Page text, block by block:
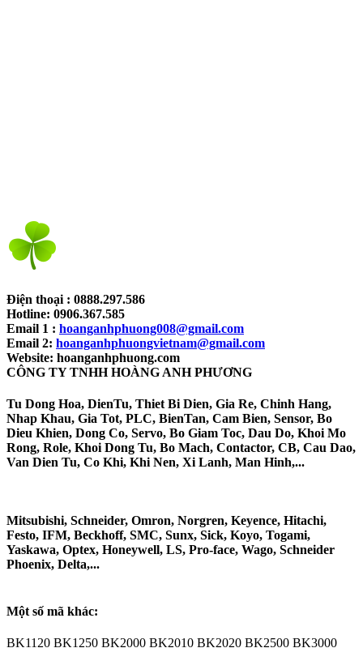
Điện thoại : 0888.297.586
Hotline: 0906.367.585
Email 1 : hoanganhphuong008@gmail.com
Email 2: hoanganhphuongvietnam@gmail.com
Website: hoanganhphuong.com
CÔNG TY TNHH HOÀNG ANH PHƯƠNG​
Tu Dong Hoa, DienTu, Thiet Bi Dien, Gia Re, Chinh Hang,
Nhap Khau, Gia Tot, PLC, BienTan, Cam Bien, Sensor, Bo
Dieu Khien, Dong Co, Servo, Bo Giam Toc, Dau Do, Khoi Mo
Rong, Role, Khoi Dong Tu, Bo Mach, Contactor, CB, Cau Dao,
Van Dien Tu, Co Khi, Khi Nen, Xi Lanh, Man Hinh,...
Mitsubishi, Schneider, Omron, Norgren, Keyence, Hitachi,
Festo, IFM, Beckhoff, SMC, Sunx, Sick, Koyo, Togami,
Yaskawa, Optex, Honeywell, LS, Pro-face, Wago, Schneider
Phoenix, Delta,...
Một số mã khác:​
BK1120 BK1250 BK2000 BK2010 BK2020 BK2500 BK3000